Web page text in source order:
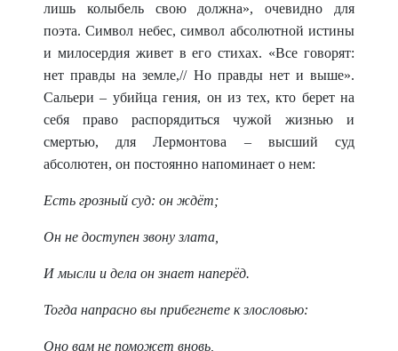
лишь колыбель свою должна», очевидно для
поэта. Символ небес, символ абсолютной истины
и милосердия живет в его стихах. «Все говорят:
нет правды на земле,// Но правды нет и выше».
Сальери – убийца гения, он из тех, кто берет на
себя право распорядиться чужой жизнью и
смертью, для Лермонтова – высший суд
абсолютен, он постоянно напоминает о нем:
Есть грозный суд: он ждёт;
Он не доступен звону злата,
И мысли и дела он знает наперёд.
Тогда напрасно вы прибегнете к злословью:
Оно вам не поможет вновь,